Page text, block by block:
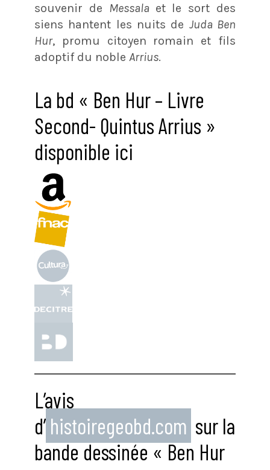
souvenir de Messala et le sort des
siens hantent les nuits de Juda Ben
Hur, promu citoyen romain et fils
adoptif du noble Arrius.
La bd « Ben Hur – Livre
Second- Quintus Arrius »
disponible ici
L’avis
d’ histoiregeobd.com sur la
bande dessinée « Ben Hur